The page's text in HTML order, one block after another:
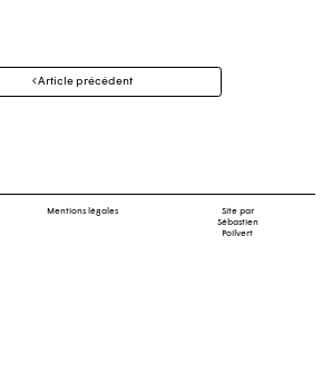
Article précédent
Mentions légales
Site par
Sébastien
Poilvert